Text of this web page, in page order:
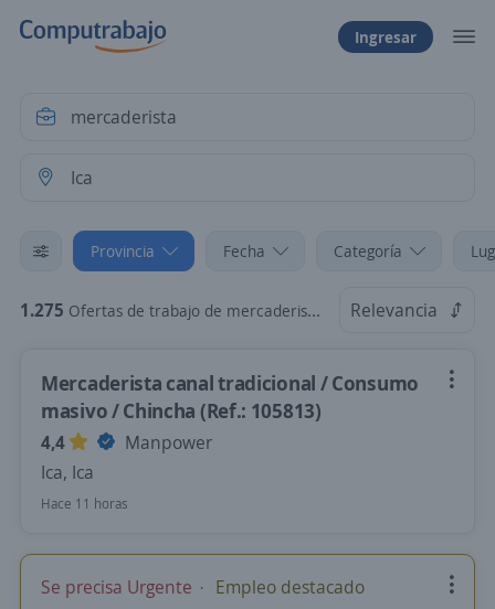
Ingresar
Provincia Fecha Categoría
1.275 Ofertas de trabajo de mercaderista en Ica Relevancia
Mercaderista canal tradicional / Consumo
masivo / Chincha (Ref.: 105813)
4,4
Manpower
Ica, Ica
Hace 11 horas
Se precisa Urgente Empleo destacado